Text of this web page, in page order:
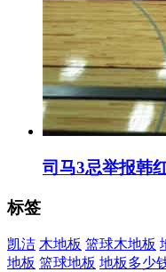
司马3忌举报韩
标签
凯洁 木地板 篮球木地板
地板 篮球地板 地板多少